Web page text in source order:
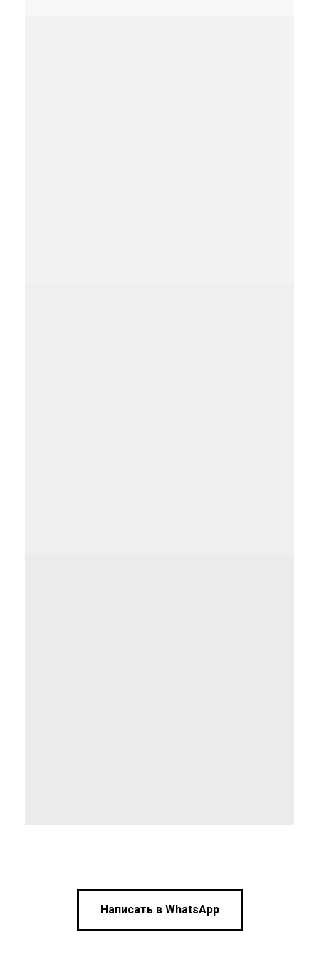
Написать в WhatsApp